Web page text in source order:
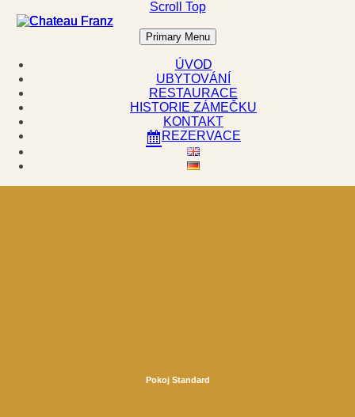
Scroll Top
Primary Menu
ÚVOD
UBYTOVÁNÍ
RESTAURACE
HISTORIE ZÁMEČKU
KONTAKT
REZERVACE
Pokoj Standard